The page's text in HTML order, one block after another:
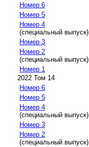
Номер 6
Номер 5
Номер 4
(специальный выпуск)
Номер 3
Номер 2
(специальный выпуск)
Номер 1
2022 Том 14
Номер 6
Номер 5
Номер 4
(специальный выпуск)
Номер 3
Номер 2
(специальный выпуск)